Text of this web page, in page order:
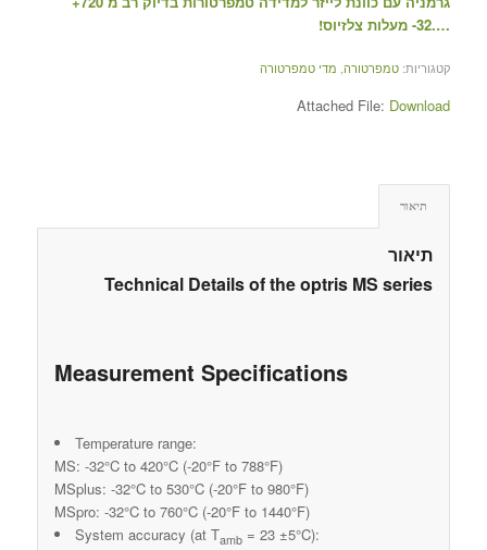
….32- מעלות צלזיוס!
קטגוריות: טמפרטורה, מדי טמפרטורה
Attached File: Download
תיאור
תיאור
Technical Details of the optris MS series
Measurement Specifications
Temperature range:
MS: -32°C to 420°C (-20°F to 788°F)
MSplus: -32°C to 530°C (-20°F to 980°F)
MSpro: -32°C to 760°C (-20°F to 1440°F)
System accuracy (at Tamb= 23 ±5°C):